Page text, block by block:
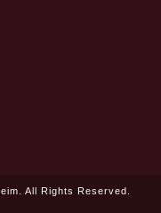
All Rights Reserved.